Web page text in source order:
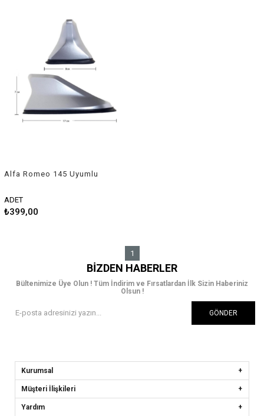
Alfa Romeo 145 Uyumlu
ADET
₺399,00
1
BIZDEN HABERLER
Bültenimize Üye Olun ! Tüm İndirim ve Fırsatlardan İlk Sizin Haberiniz
Olsun !
GÖNDER
Kurumsal
Müşteri İlişkileri
Yardım